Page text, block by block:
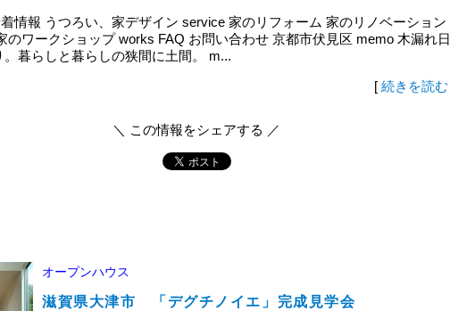
情報 うつろい、家デザイン service 家のリフォーム 家のリノベーション
のワークショップ works FAQ お問い合わせ 京都市伏見区 memo 木漏れ日
。暮らしと暮らしの狭間に土間。 m...
[ 続きを読む
＼ この情報をシェアする ／
オープンハウス
滋賀県大津市 「デグチノイエ」完成見学会